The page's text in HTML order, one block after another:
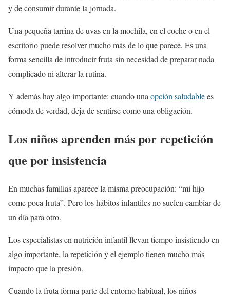
y de consumir durante la jornada.
Una pequeña tarrina de uvas en la mochila, en el coche o en el
escritorio puede resolver mucho más de lo que parece. Es una
forma sencilla de introducir fruta sin necesidad de preparar nada
complicado ni alterar la rutina.
Y además hay algo importante: cuando una opción saludablees
cómoda de verdad, deja de sentirse como una obligación.
Los niños aprenden más por repetición
que por insistencia
En muchas familias aparece la misma preocupación: “mi hijo
come poca fruta”. Pero los hábitos infantiles no suelen cambiar de
un día para otro.
Los especialistas en nutrición infantil llevan tiempo insistiendo en
algo importante, la repetición y el ejemplo tienen mucho más
impacto que la presión.
Cuando la fruta forma parte del entorno habitual, los niños